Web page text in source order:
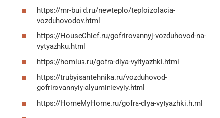
https://mr-build.ru/newteplo/teploizolacia-
vozduhovodov.html
https://HouseChief.ru/gofrirovannyj-vozduhovod-na-
vytyazhku.html
https://homius.ru/gofra-dlya-vyityazhki.html
https://trubyisantehnika.ru/vozduhovod-
gofrirovannyiy-alyuminievyiy.html
https://HomeMyHome.ru/gofra-dlya-vytyazhki.html